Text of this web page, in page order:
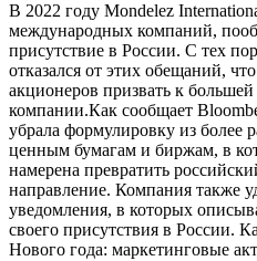
В 2022 году Mondelez
международных компаний,
присутствие в России. С тех
отказался от этих обещаний,
акционеров призвать к
компании.Как сообщает
убрала формулировку из более
ценным бумагам и биржам, в
намерена превратить
направление. Компания также
уведомления, в которых
своего присутствия в России.
Нового года: маркетинговые